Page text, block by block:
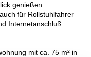
genießen.
für Rollstuhlfahrer
Internetanschluß
mit ca. 75 m² in